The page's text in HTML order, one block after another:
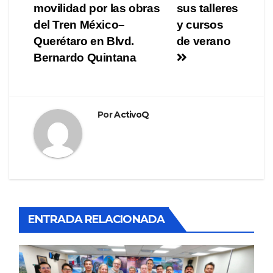
de
entradas
sus talleres
y cursos
de verano
movilidad por las obras
del Tren México–
Querétaro en Blvd.
Bernardo Quintana
PorActivoQ
ENTRADA RELACIONADA